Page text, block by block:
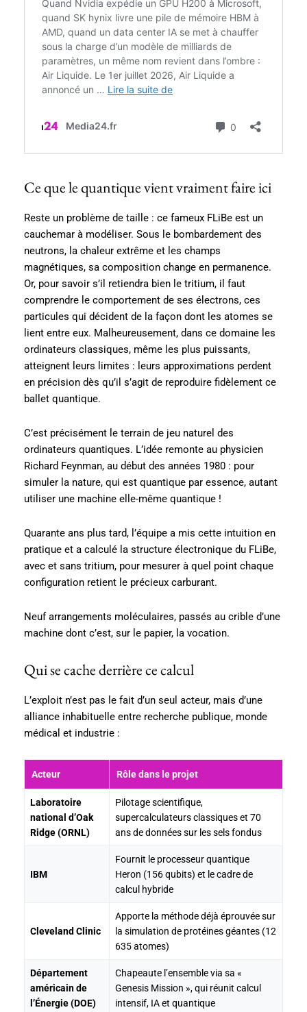
Ce que le quantique vient vraiment faire ici
Reste un problème de taille : ce fameux FLiBe est un
cauchemar à modéliser. Sous le bombardement des
neutrons, la chaleur extrême et les champs
magnétiques, sa composition change en permanence.
Or, pour savoir s’il retiendra bien le tritium, il faut
comprendre le comportement de ses électrons, ces
particules qui décident de la façon dont les atomes se
lient entre eux. Malheureusement, dans ce domaine les
ordinateurs classiques, même les plus puissants,
atteignent leurs limites : leurs approximations perdent
en précision dès qu’il s’agit de reproduire fidèlement ce
ballet quantique.
C’est précisément le terrain de jeu naturel des
ordinateurs quantiques. L’idée remonte au physicien
Richard Feynman, au début des années 1980 : pour
simuler la nature, qui est quantique par essence, autant
utiliser une machine elle-même quantique !
Quarante ans plus tard, l’équipe a mis cette intuition en
pratique et a calculé la structure électronique du FLiBe,
avec et sans tritium, pour mesurer à quel point chaque
configuration retient le précieux carburant.
Neuf arrangements moléculaires, passés au crible d’une
machine dont c’est, sur le papier, la vocation.
Qui se cache derrière ce calcul
L’exploit n’est pas le fait d’un seul acteur, mais d’une
alliance inhabituelle entre recherche publique, monde
médical et industrie :
Acteur Rôle dans le projet
Laboratoire
national d’Oak
Ridge (ORNL)
Pilotage scientifique,
supercalculateurs classiques et 70
ans de données sur les sels fondus
IBM
Fournit le processeur quantique
Heron (156 qubits) et le cadre de
calcul hybride
Cleveland Clinic
Apporte la méthode déjà éprouvée sur
la simulation de protéines géantes (12
635 atomes)
Département
américain de
l’Énergie (DOE)
Chapeaute l’ensemble via sa «
Genesis Mission », qui réunit calcul
intensif, IA et quantique